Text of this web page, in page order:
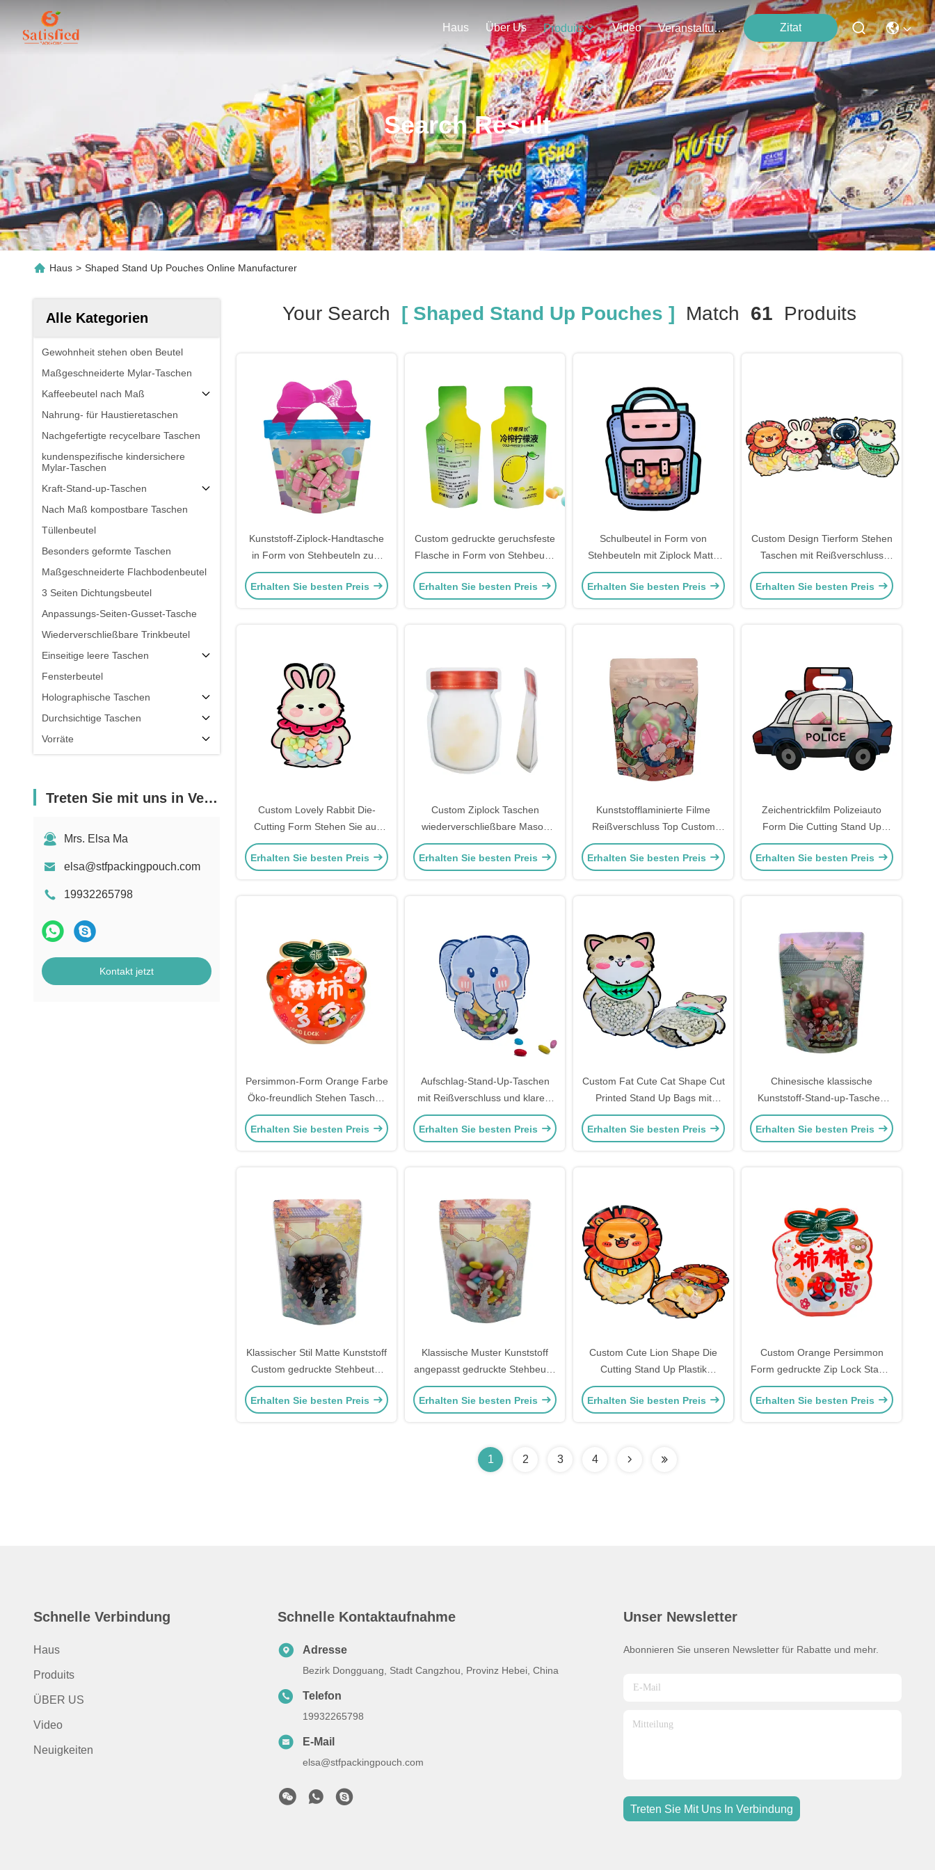
Haus Über Us Produits Video Veranstaltungen Zitat
Search Result
Haus > Shaped Stand Up Pouches Online Manufacturer
Alle Kategorien
Gewohnheit stehen oben Beutel
Maßgeschneiderte Mylar-Taschen
Kaffeebeutel nach Maß
Nahrung- für Haustieretaschen
Nachgefertigte recycelbare Taschen
kundenspezifische kindersichere
Mylar-Taschen
Kraft-Stand-up-Taschen
Nach Maß kompostbare Taschen
Tüllenbeutel
Besonders geformte Taschen
Maßgeschneiderte Flachbodenbeutel
3 Seiten Dichtungsbeutel
Anpassungs-Seiten-Gusset-Tasche
Wiederverschließbare Trinkbeutel
Einseitige leere Taschen
Fensterbeutel
Holographische Taschen
Durchsichtige Taschen
Vorräte
Treten Sie mit uns in Verbindung
Mrs. Elsa Ma
elsa@stfpackingpouch.com
19932265798
Kontakt jetzt
Your Search [ Shaped Stand Up Pouches ] Match 61 Produits
Kunststoff-Ziplock-Handtasche
in Form von Stehbeuteln zum
Verpacken von Süßigkeiten
Erhalten Sie besten Preis
Custom gedruckte geruchsfeste
Flasche in Form von Stehbeutel
Taschen mit Folie ausgekleidet
Tränenstrich für Zitronensaft
Erhalten Sie besten Preis
Schulbeutel in Form von
Stehbeuteln mit Ziplock Matte
klares Fenster für Lebensmittel
Süßigkeiten Verpackung
Erhalten Sie besten Preis
Custom Design Tierform Stehen
Taschen mit Reißverschluss
Klarfenster für Kinder Snack,
Trockenfutter, Süßigkeiten,
Erhalten Sie besten Preis
Custom Lovely Rabbit Die-
Cutting Form Stehen Sie auf
Fenster Tasche Taschen mit
Reißverschluss für Kinder
Erhalten Sie besten Preis
Custom Ziplock Taschen
wiederverschließbare Mason
Gläser Form Stehen
wiederverwendbare
Erhalten Sie besten Preis
Kunststofflaminierte Filme
Reißverschluss Top Custom
Packaging Stehbeutel mit
mattem Fenster
Erhalten Sie besten Preis
Zeichentrickfilm Polizeiauto
Form Die Cutting Stand Up
Taschen Großhandel mit wieder
verschließbarem
Erhalten Sie besten Preis
Persimmon-Form Orange Farbe
Öko-freundlich Stehen Taschen
Reißverschluss Top Taschen mit
klarem Fenster für Lebensmittel
Erhalten Sie besten Preis
Aufschlag-Stand-Up-Taschen
mit Reißverschluss und klarem
Fenster für Kinder
Erhalten Sie besten Preis
Custom Fat Cute Cat Shape Cut
Printed Stand Up Bags mit
Reißverschluss oben und
klarem Fenster für Snacks
Erhalten Sie besten Preis
Chinesische klassische
Kunststoff-Stand-up-Taschen
mit klarem Fenster und
Reißverschluss für Essen
Erhalten Sie besten Preis
Klassischer Stil Matte Kunststoff
Custom gedruckte Stehbeutel
mit klarem Fenster und
Reißverschluss für Süßigkeiten
Erhalten Sie besten Preis
Klassische Muster Kunststoff
angepasst gedruckte Stehbeutel
mit Fenster und Reißverschluss
für Lebensmittelverpackungen
Erhalten Sie besten Preis
Custom Cute Lion Shape Die
Cutting Stand Up Plastik
Reißverschluss Tasche mit
klarem Fenster für Kinder
Erhalten Sie besten Preis
Custom Orange Persimmon
Form gedruckte Zip Lock Stand-
up Taschen mit klarem Fenster
und Boden für die Verpackung
Erhalten Sie besten Preis
1 2 3 4
Schnelle Verbindung
Haus
Produits
ÜBER US
Video
Neuigkeiten
Schnelle Kontaktaufnahme
Adresse
Bezirk Dongguang, Stadt Cangzhou, Provinz Hebei, China
Telefon
19932265798
E-Mail
elsa@stfpackingpouch.com
Unser Newsletter
Abonnieren Sie unseren Newsletter für Rabatte und mehr.
Treten Sie Mit Uns In Verbindung